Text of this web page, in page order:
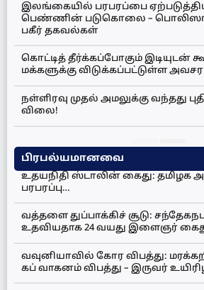
இலங்கையில் பரபரப்பை
பெண்ணின் படுகொலை –
பகீர் தகவல்கள்
கொட்டித் தீர்க்கப்போகும் இடியுடன்
மக்களுக்கு விடுக்கப்பட்டுள்ள அவசர
நள்ளிரவு முதல் அமலுக்கு வந்தது
விலை!
பிரபல்யமானவை
உதயநிதி ஸ்டாலின் கைது: தமிழக
பரபரப்பு…
வத்தளை துப்பாக்கிச் சூடு:
உதவியதாக 24 வயது இளைஞர்
வவுனியாவில் கோர விபத்து:
கப் வாகனம் விபத்து – இருவர்